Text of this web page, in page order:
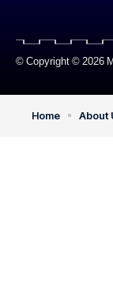
© Copyright © 2026
Home About